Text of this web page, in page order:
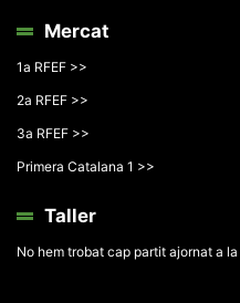
Mercat
1a RFEF >>
2a RFEF >>
3a RFEF >>
Primera Catalana 1 >>
Taller
No hem trobat cap partit ajornat a